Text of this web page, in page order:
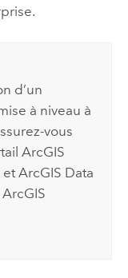
.
d’un
à niveau à
vous
ArcGIS
etArcGIS Data
ArcGIS